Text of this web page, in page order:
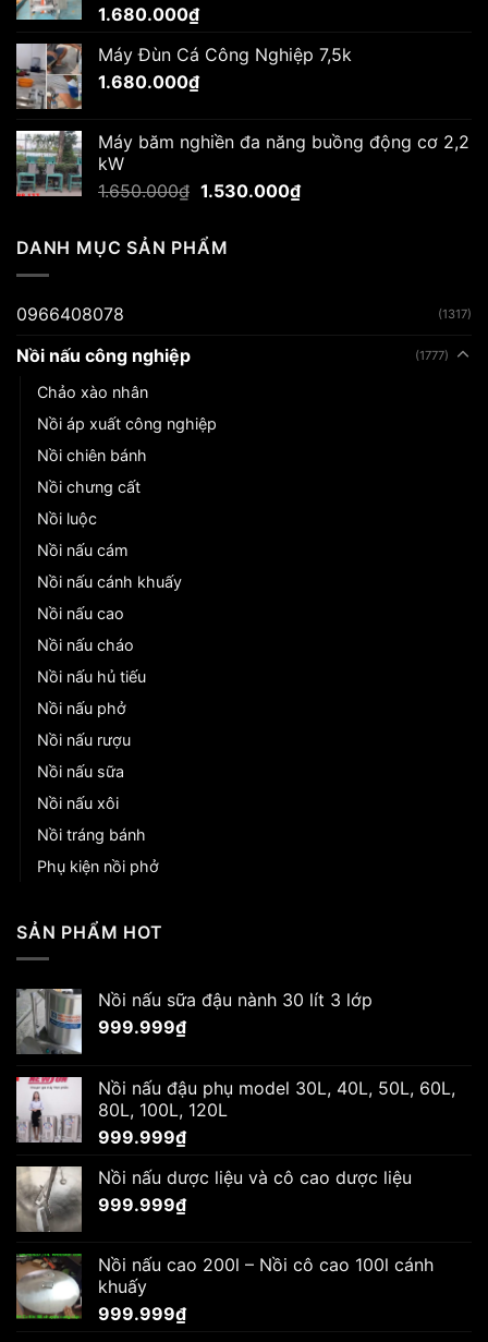
1.680.000₫
Máy Đùn Cá Công Nghiệp 7,5k
1.680.000₫
Máy băm nghiền đa năng buồng động cơ 2,2
kW
1.650.000₫ Giá
là:
1.650.000₫.
1.530.000₫Giá
DANH MỤC SẢN PHẨM
0966408078 (1317)
Nồi nấu công nghiệp (1777)
Chảo xào nhân
Nồi áp xuất công nghiệp
Nồi chiên bánh
Nồi chưng cất
Nồi luộc
Nồi nấu cám
Nồi nấu cánh khuấy
Nồi nấu cao
Nồi nấu cháo
Nồi nấu hủ tiếu
Nồi nấu phở
Nồi nấu rượu
Nồi nấu sữa
Nồi nấu xôi
Nồi tráng bánh
Phụ kiện nồi phở
SẢN PHẨM HOT
Nồi nấu sữa đậu nành 30 lít 3 lớp
999.999₫
Nồi nấu đậu phụ model 30L, 40L, 50L, 60L,
80L, 100L, 120L
999.999₫
Nồi nấu dược liệu và cô cao dược liệu
999.999₫
Nồi nấu cao 200l – Nồi cô cao 100l cánh
khuấy
999.999₫